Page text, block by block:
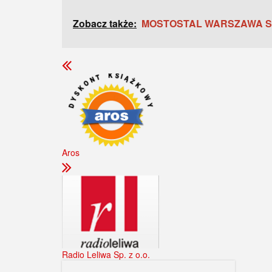
Zobacz także: MOSTOSTAL WARSZAWA
Aros
Radio Leliwa Sp. z o.o.